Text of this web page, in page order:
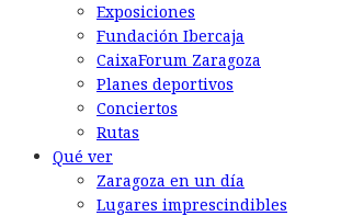
Exposiciones
Fundación Ibercaja
CaixaForum Zaragoza
Planes deportivos
Conciertos
Rutas
Qué ver
Zaragoza en un día
Lugares imprescindibles